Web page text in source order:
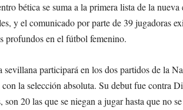
bética se suma a la primera lista de la
y el comunicado por parte de 39 jugadoras
profundos en el fútbol femenino.
sevillana participará en los dos partidos de la
la selección absoluta. Su debut fue contra
son 20 las que se niegan a jugar hasta que no